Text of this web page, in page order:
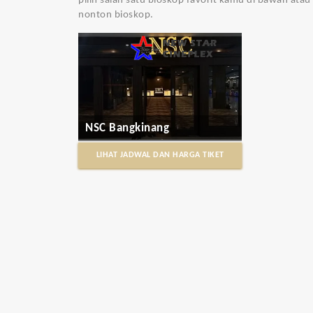
nonton bioskop.
NSC Bangkinang
LIHAT JADWAL DAN HARGA TIKET